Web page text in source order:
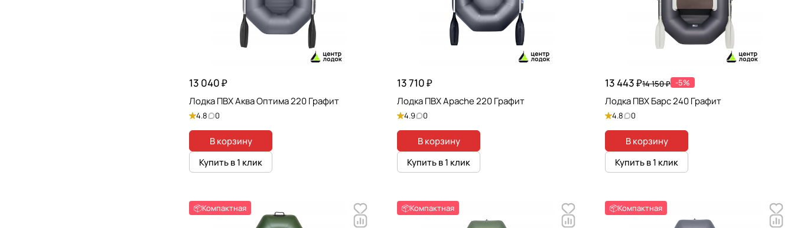
13 040 ₽
Лодка ПВХ Аква Оптима 220 Графит
4.8 0
В корзину
Купить в 1 клик
13 710 ₽
Лодка ПВХ Apache 220 Графит
4.9 0
В корзину
Купить в 1 клик
13 443 ₽14 150 ₽ -5%
Лодка ПВХ Барс 240 Графит
4.8 0
В корзину
Купить в 1 клик
📦Компактная 📦Компактная 📦Компактная